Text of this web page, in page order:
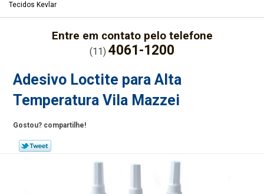
Tecidos Kevlar
Entre em contato pelo telefone
(11) 4061-1200
Adesivo Loctite para Alta
Temperatura Vila Mazzei
Gostou? compartilhe!